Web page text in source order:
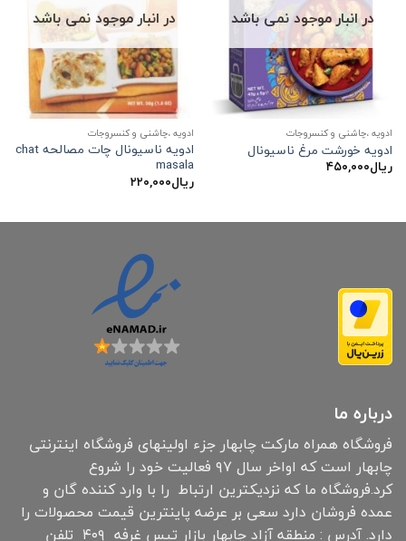
در انبار موجود نمی باشد
ادویه ،چاشنی و کنسروجات
ادویه خورشت مرغ ناسیونال
ریال۴۵۰,۰۰۰
در انبار موجود نمی باشد
ادویه ،چاشنی و کنسروجات
ادویه ناسیونال چات مصالحه chat
masala
ریال۲۲۰,۰۰۰
درباره ما
فروشگاه همراه مارکت چابهار جزء اولینهای فروشگاه اینترنتی
چابهار است که اواخر سال ۹۷ فعالیت خود را شروع
کرد.فروشگاه ما که نزدیکترین ارتباط را با وارد کننده گان و
عمده فروشان دارد سعی بر عرضه پاینترین قیمت محصولات را
دارد. آدرس : منطقه آزاد چابهار بازار تیس غرفه ۴۰۹ تلفن